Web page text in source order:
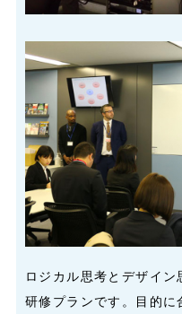
ロジカル思考とデザイ
研修プランです。目的に